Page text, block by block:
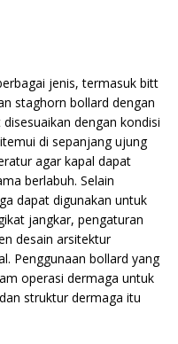
jenis, termasuk bitt
staghorn bollard dengan
dengan kondisi
di sepanjang ujung
agar kapal dapat
berlabuh. Selain
dapat digunakan untuk
jangkar, pengaturan
desain arsitektur
Penggunaan bollard yang
operasi dermaga untuk
struktur dermaga itu